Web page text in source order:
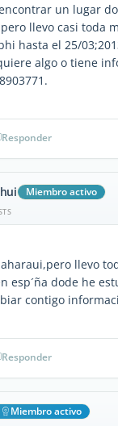
un lugar
llevo casi toda
hasta el 25/
algo o tiene
Responder
Miembro activo
llevo
esp´ña dode he
contigo
Responder
Miembro activo